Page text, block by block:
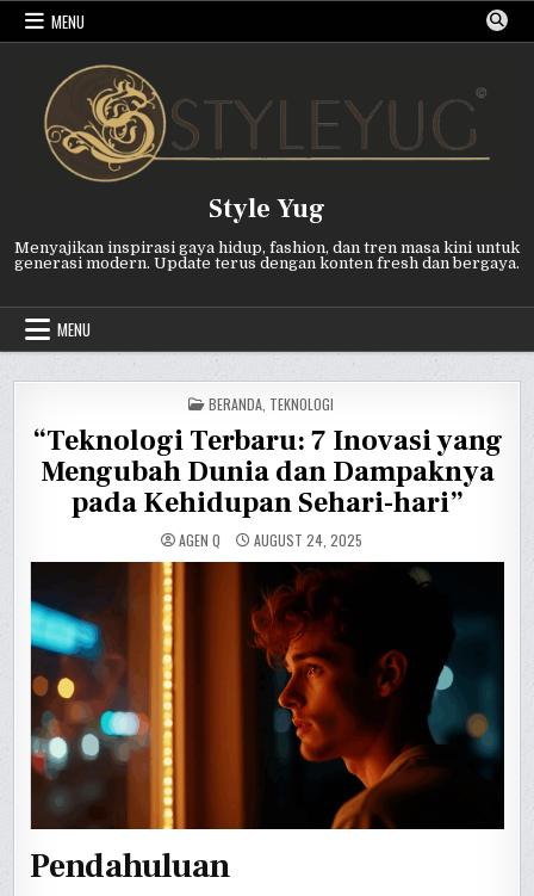
Skip
MENU
Style Yug
Menyajikan inspirasi gaya hidup, fashion, dan tren masa kini untuk
generasi modern. Update terus dengan konten fresh dan bergaya.
MENU
POSTED
IN
BERANDA TEKNOLOGI
“Teknologi Terbaru: 7 Inovasi yang
Mengubah Dunia dan Dampaknya
pada Kehidupan Sehari-hari”
AGEN Q AUGUST 24, 2025
Pendahuluan